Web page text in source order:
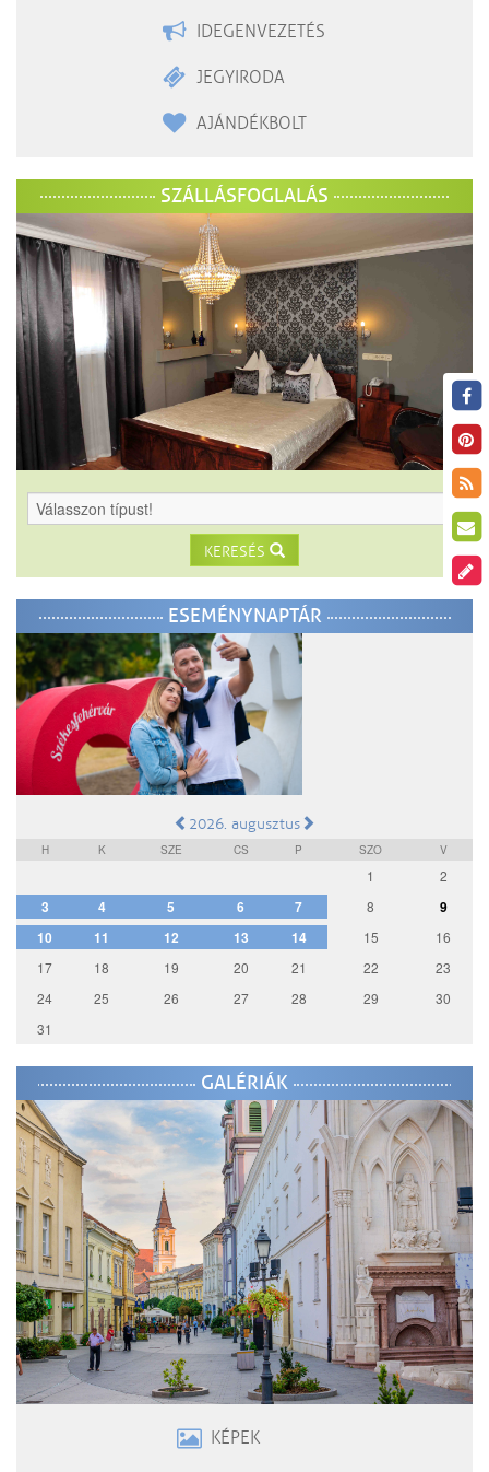
IDEGENVEZETÉS
JEGYIRODA
AJÁNDÉKBOLT
SZÁLLÁSFOGLALÁS
KERESÉS
ESEMÉNYNAPTÁR
2026. augusztus
H K SZE CS P SZO V
1 2
3 4 5 6 7 8
9
10
11 12 13 14 15
16
17
18 19 20 21 22
23
24
25 26 27 28 29
30
31
GALÉRIÁK
KÉPEK